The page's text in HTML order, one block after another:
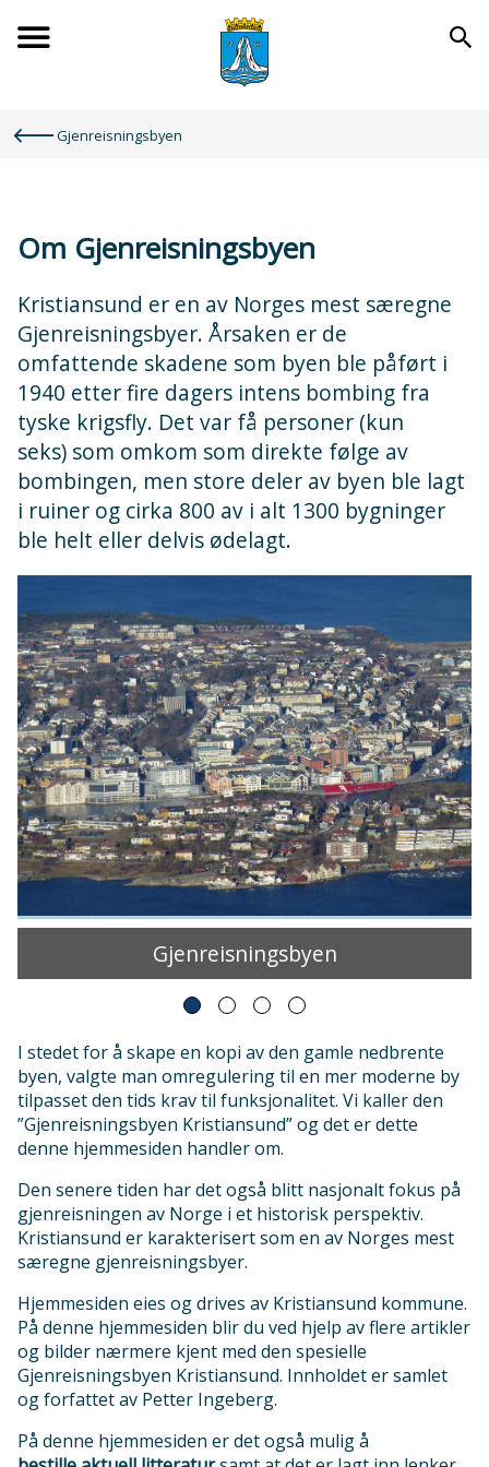
Forsiden
Gjenreisningsbyen
Om Gjenreisningsbyen
Kristiansund er en av Norges mest særegne
Gjenreisningsbyer. Årsaken er de
omfattende skadene som byen ble påført i
1940 etter fire dagers intens bombing fra
tyske krigsfly. Det var få personer (kun
seks) som omkom som direkte følge av
bombingen, men store deler av byen ble lagt
i ruiner og cirka 800 av i alt 1300 bygninger
ble helt eller delvis ødelagt.
Gjenreisningsbyen
I stedet for å skape en kopi av den gamle nedbrente
byen, valgte man omregulering til en mer moderne by
tilpasset den tids krav til funksjonalitet. Vi kaller den
”Gjenreisningsbyen Kristiansund” og det er dette
denne hjemmesiden handler om.
Den senere tiden har det også blitt nasjonalt fokus på
gjenreisningen av Norge i et historisk perspektiv.
Kristiansund er karakterisert som en av Norges mest
særegne gjenreisningsbyer.
Hjemmesiden eies og drives av Kristiansund kommune.
På denne hjemmesiden blir du ved hjelp av flere artikler
og bilder nærmere kjent med den spesielle
Gjenreisningsbyen Kristiansund. Innholdet er samlet
og forfattet av Petter Ingeberg.
På denne hjemmesiden er det også mulig å